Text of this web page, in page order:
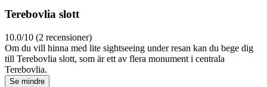
Terebovlia slott
10.0/10 (2 recensioner)
Om du vill hinna med lite sightseeing under resan kan du bege dig
till Terebovlia slott, som är ett av flera monument i centrala
Terebovlia.
Se mindre